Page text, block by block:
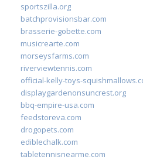
sportszilla.org
batchprovisionsbar.com
brasserie-gobette.com
musicrearte.com
morseysfarms.com
riverviewtennis.com
official-kelly-toys-
displaygardenonsuncrest.org
bbq-empire-usa.com
feedstoreva.com
drogopets.com
ediblechalk.com
tabletennisnearme.com